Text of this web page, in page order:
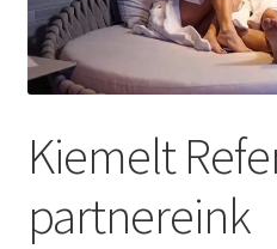
Kapcsolat
Facebook
Instagram
Kiemelt
partnereink